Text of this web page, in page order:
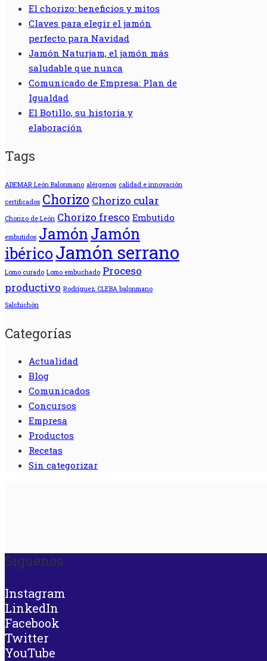
El chorizo: beneficios y mitos
Claves para elegir el jamón
perfecto para Navidad
Jamón Naturjam, el jamón más
saludable que nunca
Comunicado de Empresa: Plan de
Igualdad
El Botillo, su historia y
elaboración
Tags
ADEMAR León Balonmano alérgenos calidad e innovación
certificados Chorizo Chorizo cular
Chorizo de León Chorizo fresco Embutido
embutidos JamónJamón
ibéricoJamón serrano
Lomo curado Lomo embuchado Proceso
productivo Rodríguez CLEBA balonmano
Salchichón
Categorías
Actualidad
Blog
Comunicados
Concursos
Empresa
Productos
Recetas
Sin categorizar
Síguenos
Instagram
LinkedIn
Facebook
Twitter
YouTube